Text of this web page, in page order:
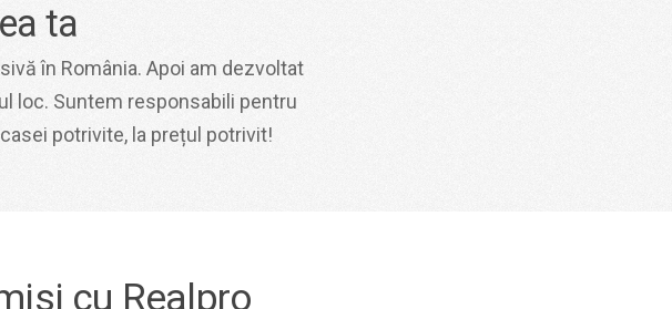
ta
în România. Apoi am dezvoltat
loc. Suntem responsabili pentru
potrivite, la prețul potrivit!
cu Realpro